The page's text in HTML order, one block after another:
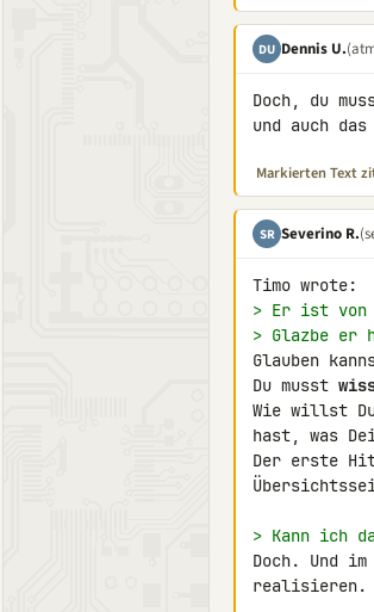
DU Dennis U.
Doch, du
und auch
Markierten Text
SR Severino R.
> Er ist von
> Glazbe er
Glauben
Du musst
Wie willst
hast, was
Der erste
> Kann ich
Doch. Und
realisieren.